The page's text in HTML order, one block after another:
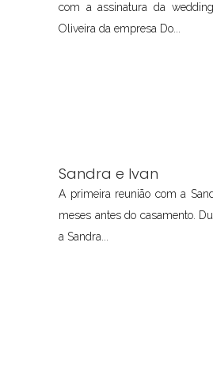
com a assinatura da
Oliveira da empresa Do...
Sandra e Ivan
A primeira reunião com a
meses antes do casamento.
a Sandra...